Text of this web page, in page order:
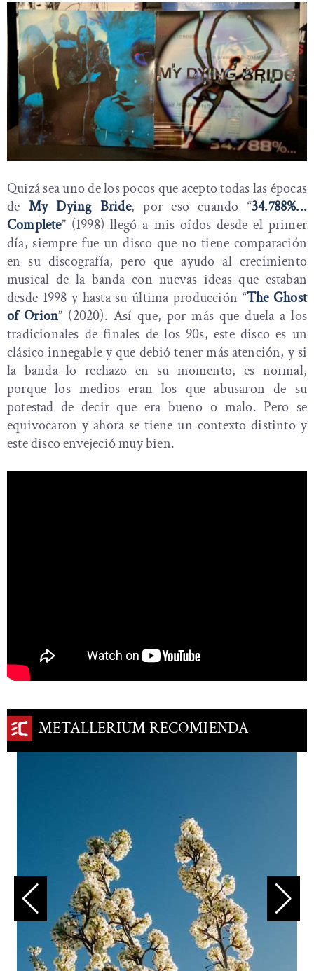
Quizá sea uno de los pocos que acepto todas las épocas
de My Dying Bride, por eso cuando “34.788%...
Complete” (1998) llegó a mis oídos desde el primer
día, siempre fue un disco que no tiene comparación
en su discografía, pero que ayudo al crecimiento
musical de la banda con nuevas ideas que estaban
desde 1998 y hasta su última producción “The Ghost
of Orion” (2020). Así que, por más que duela a los
tradicionales de finales de los 90s, este disco es un
clásico innegable y que debió tener más atención, y si
la banda lo rechazo en su momento, es normal,
porque los medios eran los que abusaron de su
potestad de decir que era bueno o malo. Pero se
equivocaron y ahora se tiene un contexto distinto y
este disco envejeció muy bien.
METALLERIUM RECOMIENDA